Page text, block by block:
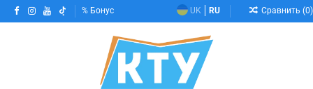
Бонус UK RU Сравнить (0)